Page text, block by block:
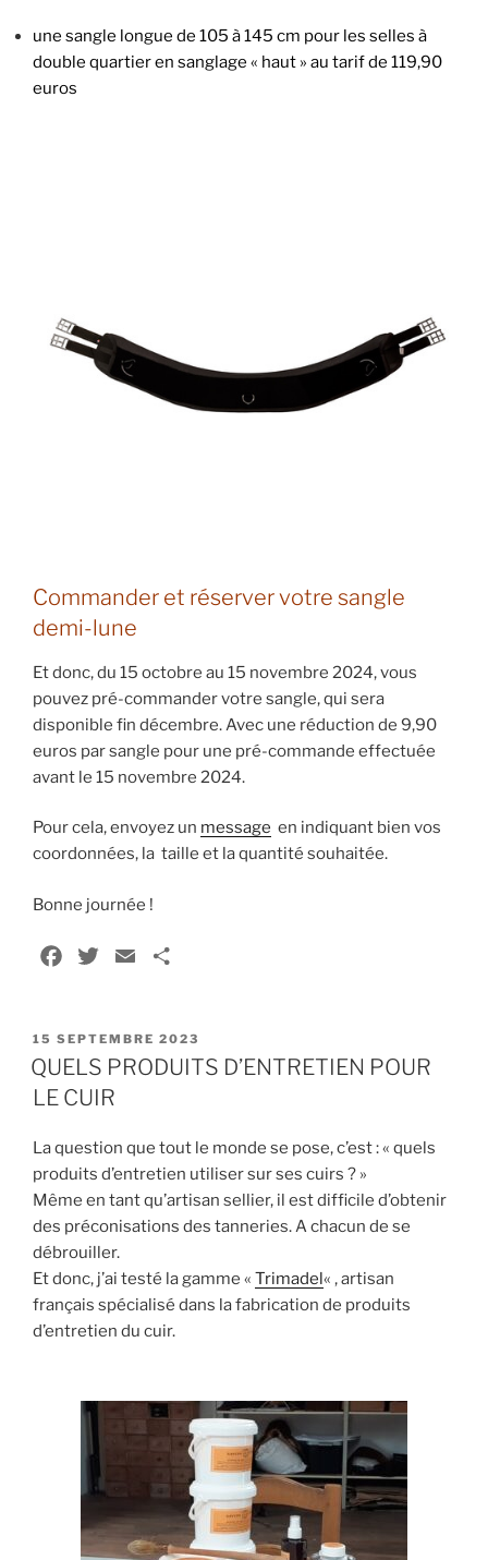
une sangle longue de 105 à 145 cm pour les selles à
double quartier en sanglage « haut » au tarif de 119,90
euros
Commander et réserver votre sangle
demi-lune
Et donc, du 15 octobre au 15 novembre 2024, vous
pouvez pré-commander votre sangle, qui sera
disponible fin décembre. Avec une réduction de 9,90
euros par sangle pour une pré-commande effectuée
avant le 15 novembre 2024.
Pour cela, envoyez un message en indiquant bien vos
coordonnées, la taille et la quantité souhaitée.
Bonne journée !
e
b
o
k
t
e
i
l
t
a
r
PUBLIÉ
LE
15 SEPTEMBRE 2023
QUELS PRODUITS D’ENTRETIEN POUR
LE CUIR
La question que tout le monde se pose, c’est : « quels
produits d’entretien utiliser sur ses cuirs ? »
Même en tant qu’artisan sellier, il est difficile d’obtenir
des préconisations des tanneries. A chacun de se
débrouiller.
Et donc, j’ai testé la gamme « Trimadel« , artisan
français spécialisé dans la fabrication de produits
d’entretien du cuir.